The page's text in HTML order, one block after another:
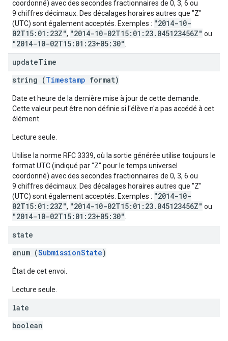
coordonné) avec des secondes fractionnaires de 0, 3, 6 ou
9 chiffres décimaux. Des décalages horaires autres que "Z"
(UTC) sont également acceptés. Exemples : "2014-10-
02T15:01:23Z", "2014-10-02T15:01:23.045123456Z" ou
"2014-10-02T15:01:23+05:30"
updateTime
string (Timestamp format)
Date et heure de la dernière mise à jour de cette demande.
Cette valeur peut être non définie si l'élève n'a pas accédé à cet
élément.
Lecture seule.
Utilise la norme RFC 3339, où la sortie générée utilise toujours le
format UTC (indiqué par "Z" pour le temps universel
coordonné) avec des secondes fractionnaires de 0, 3, 6 ou
9 chiffres décimaux. Des décalages horaires autres que "Z"
(UTC) sont également acceptés. Exemples : "2014-10-
02T15:01:23Z", "2014-10-02T15:01:23.045123456Z" ou
"2014-10-02T15:01:23+05:30"
state
enum (SubmissionState)
État de cet envoi.
Lecture seule.
late
boolean